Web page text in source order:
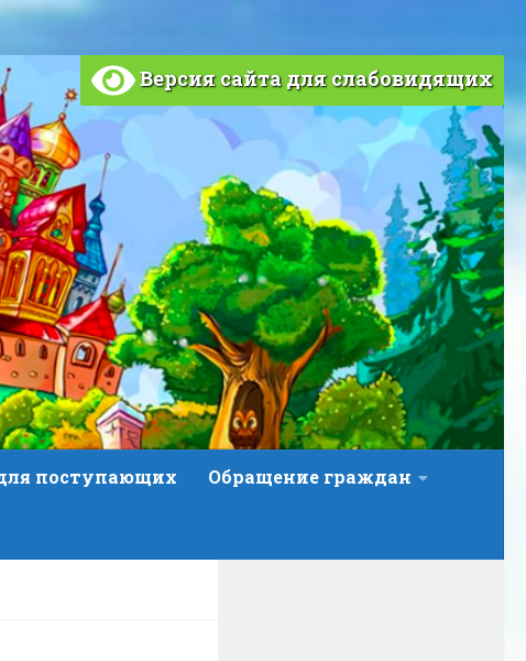
Версия сайта для слабовидящих
поступающих Обращение граждан